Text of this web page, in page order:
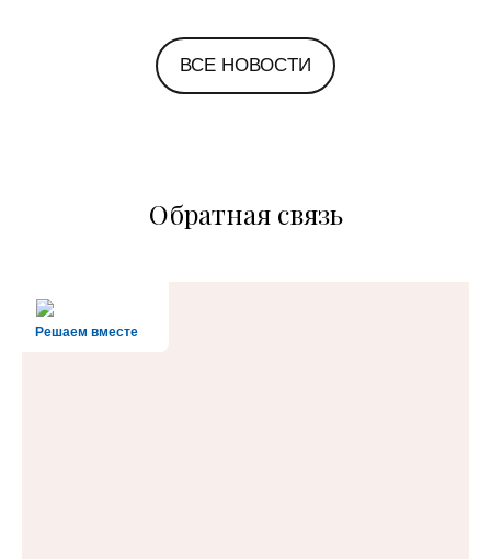
Петербурге и Ярославле
ВСЕ НОВОСТИ
Обратная связь
Решаем вместе